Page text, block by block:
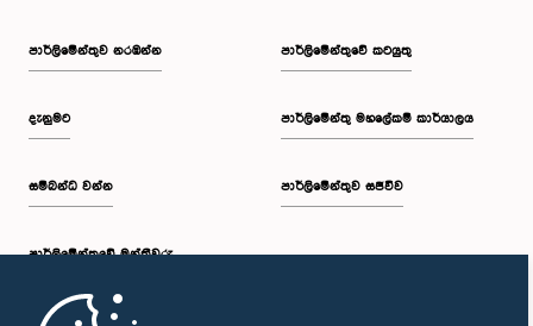
පාර්ලි‌මේන්තුව නරඹන්න
දැනුමට
සම්බන්ධ වන්න
පාර්ලි‌මේන්තුවේ මන්ත්‍රීවරු
මුල් පිටුව
පාර්ලිමේන්තුවේ කටයුතු
පාර්ලිමේන්තු මහලේකම් කාර්යාලය
පාර්ලිමේන්තුව සජීවීව